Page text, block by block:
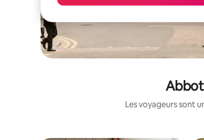
Les voyageurs sont